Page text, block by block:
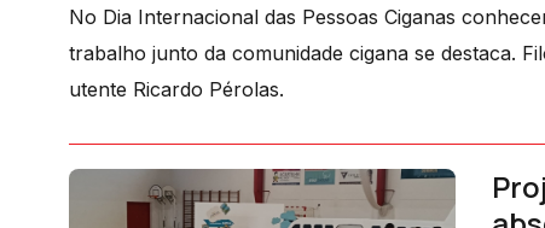
No Dia Internacional das Pessoas Ciganas
trabalho junto da comunidade cigana se destaca.
utente Ricardo Pérolas.